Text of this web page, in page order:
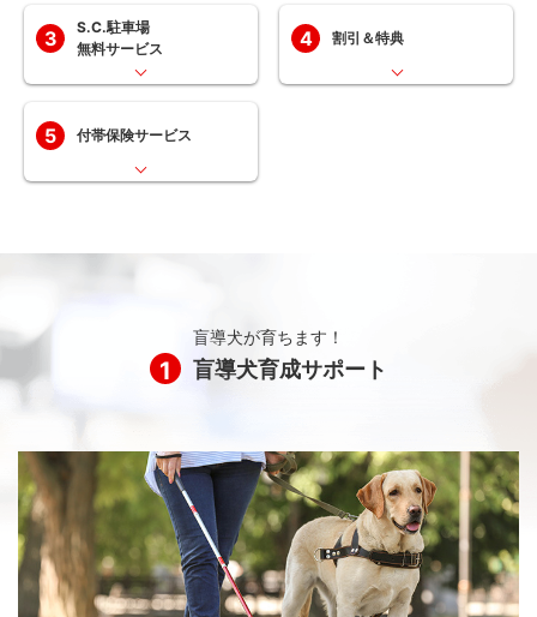
3
S.C.駐車場
無料サービス
4 割引＆特典
5 付帯保険サービス
盲導犬が育ちます！
1 盲導犬育成サポート